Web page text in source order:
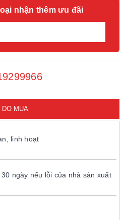
nhận thêm ưu đãi
DO MUA
linh hoạt
ngày nếu lỗi của nhà sản xuất